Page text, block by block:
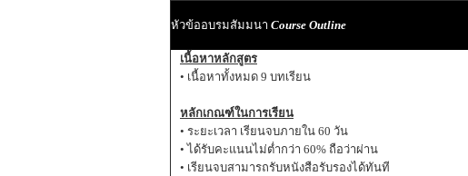
หัวข้ออบรมสัมมนา Course Outline
เนื้อหาหลักสูตร
• เนื้อหาทั้งหมด 9 บทเรียน
หลักเกณฑ์ในการเรียน
• ระยะเวลา เรียนจบภายใน 60 วัน
• ได้รับคะแนนไม่ต่ำกว่า 60% ถือว่าผ่าน
• เรียนจบสามารถรับหนังสือรับรองได้ทันที